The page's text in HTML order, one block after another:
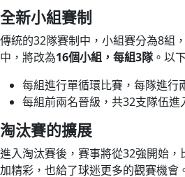
全新小組賽制
傳統的32隊賽制中，小組賽分為8組
中，將改為16個小組，每組3隊。以
每組進行單循環比賽，每隊進行
每組前兩名晉級，共32支隊伍進
淘汰賽的擴展
進入淘汰賽後，賽事將從32強開始
加精彩，也給了球迷更多的觀賽機會